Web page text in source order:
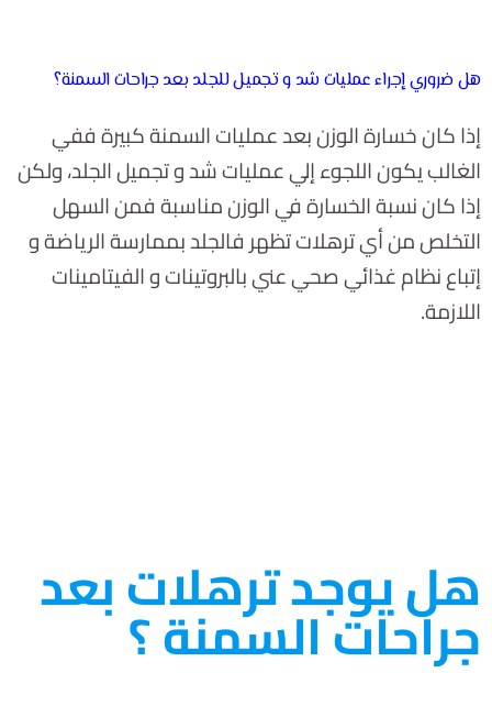
هل ضروري إجراء عمليات شد و تجميل للجلد بعد جراحات السمنة؟
إذا كان خسارة الوزن بعد عمليات السمنة كبيرة ففي
الغالب يكون اللجوء إلي عمليات شد و تجميل الجلد، ولكن
إذا كان نسبة الخسارة في الوزن مناسبة فمن السهل
التخلص من أي ترهلات تظهر فالجلد بممارسة الرياضة و
إتباع نظام غذائي صحي عني بالبروتينات و الفيتامينات
اللازمة.
هل يوجد ترهلات بعد
جراحات السمنة ؟